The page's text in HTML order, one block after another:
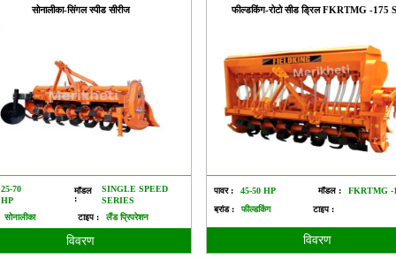
सोनालीका-सिंगल स्पीड सीरीज
25-70
HP
मॉडल
:
SINGLE SPEED
SERIES
सोनालीका टाइप : लैंड प्रिपरेशन
विवरण
फील्डकिंग-रोटो सीड ड्रिल FKRTMG -175
पावर : 45-50 HP मॉडल :
FKRTMG -
ब्रांड :
फील्डकिंग टाइप :
विवरण